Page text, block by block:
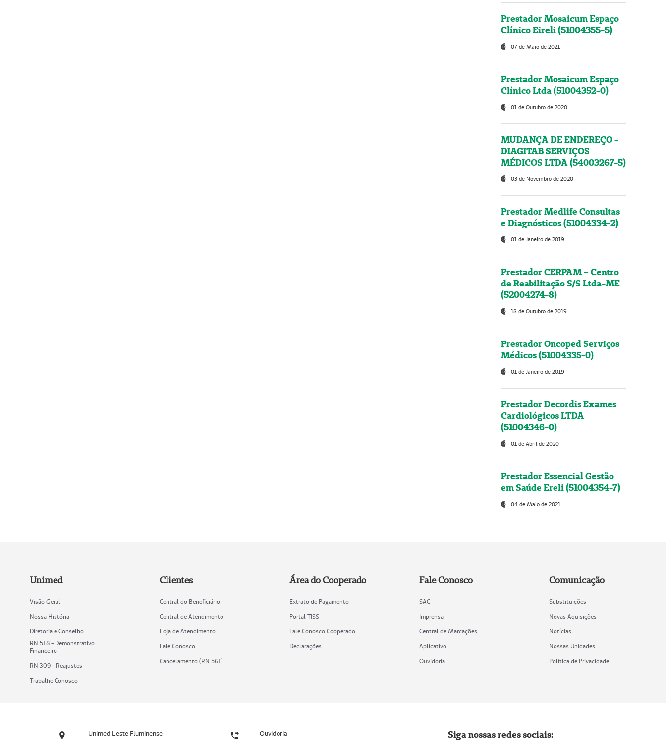
Prestador Mosaicum Espaço
Clínico Eireli (51004355-5)
07 de Maio de 2021
Prestador Mosaicum Espaço
Clínico Ltda (51004352-0)
01 de Outubro de 2020
MUDANÇA DE ENDEREÇO -
DIAGITAB SERVIÇOS
MÉDICOS LTDA (54003267-5)
03 de Novembro de 2020
Prestador Medlife Consultas
e Diagnósticos (51004334-2)
01 de Janeiro de 2019
Prestador CERPAM – Centro
de Reabilitação S/S Ltda-ME
(52004274-8)
18 de Outubro de 2019
Prestador Oncoped Serviços
Médicos (51004335-0)
01 de Janeiro de 2019
Prestador Decordis Exames
Cardiológicos LTDA
(51004346-0)
01 de Abril de 2020
Prestador Essencial Gestão
em Saúde Ereli (51004354-7)
04 de Maio de 2021
Unimed
Visão Geral
Nossa História
Diretoria e Conselho
RN 518 - Demonstrativo
Financeiro
RN 309 - Reajustes
Trabalhe Conosco
Clientes
Central do Beneficiário
Central de Atendimento
Loja de Atendimento
Fale Conosco
Cancelamento (RN 561)
Área do Cooperado
Extrato de Pagamento
Portal TISS
Fale Conosco Cooperado
Declarações
Fale Conosco
SAC
Imprensa
Central de Marcações
Aplicativo
Ouvidoria
Comunicação
Substituições
Novas Aquisições
Notícias
Nossas Unidades
Política de Privacidade
Unimed Leste Fluminense Ouvidoria Siga nossas redes sociais: